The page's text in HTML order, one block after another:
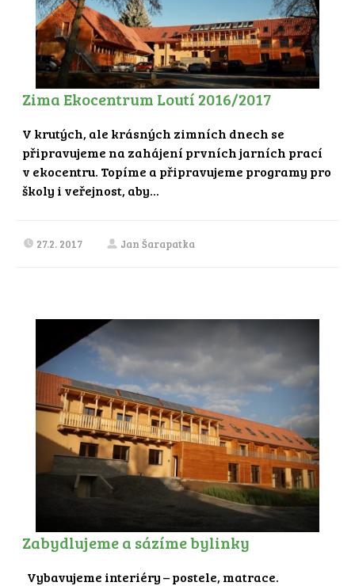
Zima Ekocentrum Loutí 2016/2017
V krutých, ale krásných zimních dnech se
připravujeme na zahájení prvních jarních prací
v ekocentru. Topíme a připravujeme programy pro
školy i veřejnost, aby...
27.2. 2017 Jan Šarapatka
Zabydlujeme a sázíme bylinky
Vybavujeme interiéry – postele, matrace.